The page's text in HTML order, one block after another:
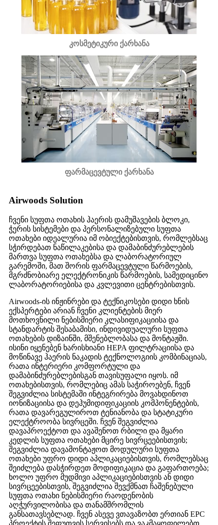
კოსმეტიკური ქარხანა
ფარმაცევტული ქარხანა
Airwoods Solution
ჩვენი სუფთა ოთახის ჰაერის დამუშავების ბლოკი,
ჭერის სისტემები და პერსონალიზებული სუფთა
ოთახები იდეალურია იმ ობიექტებისთვის, რომლებსაც
სჭირდებათ ნაწილაკებისა და დამაბინძურებლების
მართვა სუფთა ოთახებსა და ლაბორატორიულ
გარემოში, მათ შორის ფარმაცევტული წარმოების,
მგრძნობიარე ელექტრონიკის წარმოების, სამედიცინო
ლაბორატორიებისა და კვლევითი ცენტრებისთვის.
Airwoods-ის ინჟინრები და ტექნიკოსები დიდი ხნის
ექსპერტები არიან ჩვენი კლიენტების მიერ
მოთხოვნილი ნებისმიერი კლასიფიკაციისა და
სტანდარტის შესაბამისი, ინდივიდუალური სუფთა
ოთახების დიზაინში, მშენებლობასა და მონტაჟში.
ისინი იყენებენ ხარისხიანი HEPA ფილტრაციისა და
მოწინავე ჰაერის ნაკადის ტექნოლოგიის კომბინაციას,
რათა ინტერიერი კომფორტული და
დამაბინძურებლებისგან თავისუფალი იყოს. იმ
ოთახებისთვის, რომლებიც ამას საჭიროებენ, ჩვენ
შეგვიძლია სისტემაში ინტეგრირება მოვახდინოთ
იონიზაციისა და დეჰუმიდიფიკაციის კომპონენტების,
რათა დავარეგულიროთ ტენიანობა და სტატიკური
ელექტროობა სივრცეში. ჩვენ შეგვიძლია
დავაპროექტოთ და ავაშენოთ რბილი და მყარი
კედლის სუფთა ოთახები მცირე სივრცეებისთვის;
შეგვიძლია დავამონტაჟოთ მოდულური სუფთა
ოთახები უფრო დიდი აპლიკაციებისთვის, რომლებსაც
შეიძლება დასჭირდეთ მოდიფიკაცია და გაფართოება;
ხოლო უფრო მუდმივი აპლიკაციებისთვის ან დიდი
სივრცეებისთვის, შეგვიძლია შევქმნათ ჩაშენებული
სუფთა ოთახი ნებისმიერი რაოდენობის
აღჭურვილობისა და თანამშრომლის
განსათავსებლად. ჩვენ ასევე ვთავაზობთ ერთიან EPC